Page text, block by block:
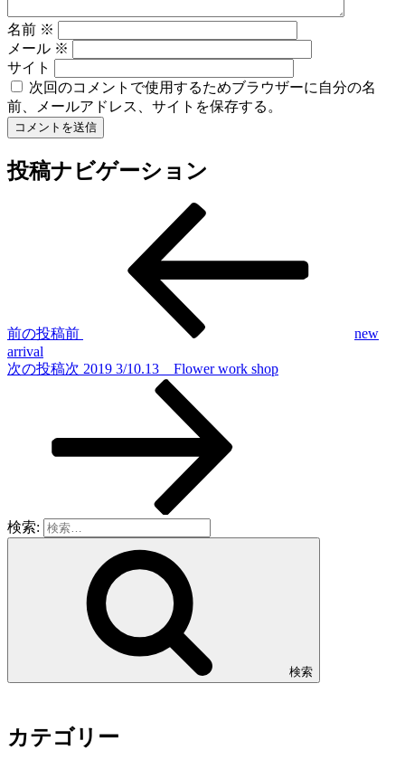
名前 ※
メール ※
サイト
次回のコメントで使用するためブラウザーに自分の名
前、メールアドレス、サイトを保存する。
投稿ナビゲーション
前の投稿前
new
arrival
次の投稿次 2019 3/10.13 Flower work shop
検索:
検索
カテゴリー